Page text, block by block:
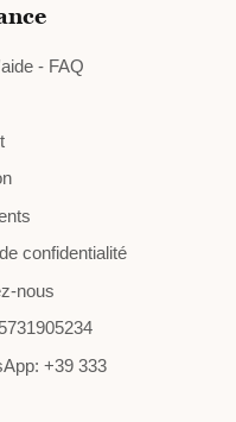
- FAQ
confidentialité
nous
+39 333